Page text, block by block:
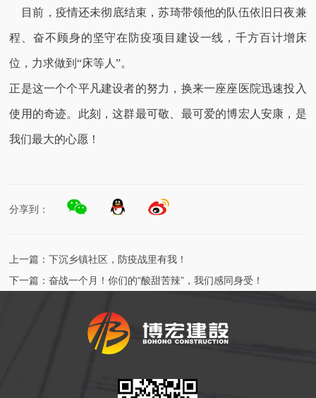
目前，疫情还未彻底结束，苏琦带领他的队伍依旧日夜兼
程、奋不顾身的坚守在防疫项目建设一线，千方百计增床
位，力求做到“床等人”。
正是这一个个平凡建设者的努力，换来一座座医院迅速投入
使用的奇迹。此刻，这群最可敬、最可爱的博宏人安康，是
我们最大的心愿！
分享到：
上一篇：下沉乡镇社区，防疫战里有我！
下一篇：奋战一个月！你们的“酸甜苦辣”，我们感同身受！